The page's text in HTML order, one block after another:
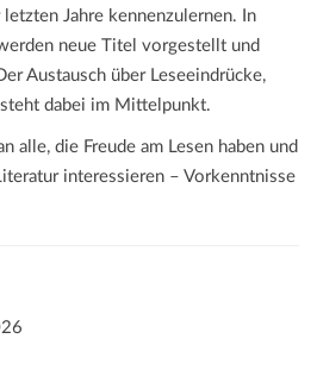
Jahre kennenzulernen. In
neue Titel vorgestellt und
Austausch über Leseeindrücke,
dabei im Mittelpunkt.
alle, die Freude am Lesen haben und
interessieren – Vorkenntnisse